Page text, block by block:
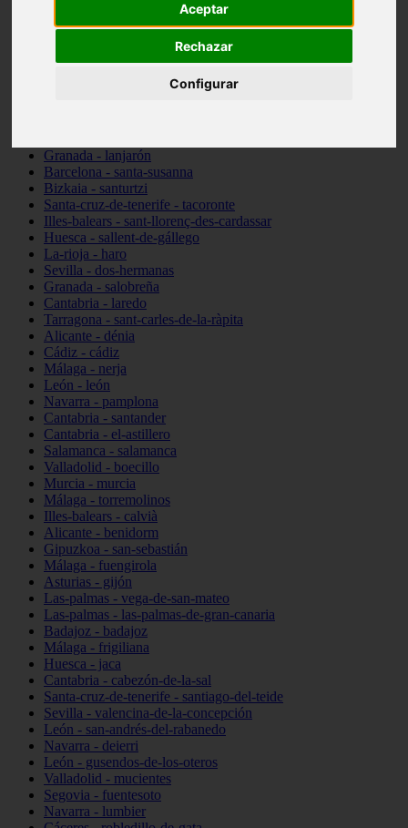
Aceptar
Rechazar
Configurar
Madrid - nuevo-baztán
Granada - lanjarón
Barcelona - santa-susanna
Bizkaia - santurtzi
Santa-cruz-de-tenerife - tacoronte
Illes-balears - sant-llorenç-des-cardassar
Huesca - sallent-de-gállego
La-rioja - haro
Sevilla - dos-hermanas
Granada - salobreña
Cantabria - laredo
Tarragona - sant-carles-de-la-ràpita
Alicante - dénia
Cádiz - cádiz
Málaga - nerja
León - león
Navarra - pamplona
Cantabria - santander
Cantabria - el-astillero
Salamanca - salamanca
Valladolid - boecillo
Murcia - murcia
Málaga - torremolinos
Illes-balears - calvià
Alicante - benidorm
Gipuzkoa - san-sebastián
Málaga - fuengirola
Asturias - gijón
Las-palmas - vega-de-san-mateo
Las-palmas - las-palmas-de-gran-canaria
Badajoz - badajoz
Málaga - frigiliana
Huesca - jaca
Cantabria - cabezón-de-la-sal
Santa-cruz-de-tenerife - santiago-del-teide
Sevilla - valencina-de-la-concepción
León - san-andrés-del-rabanedo
Navarra - deierri
León - gusendos-de-los-oteros
Valladolid - mucientes
Segovia - fuentesoto
Navarra - lumbier